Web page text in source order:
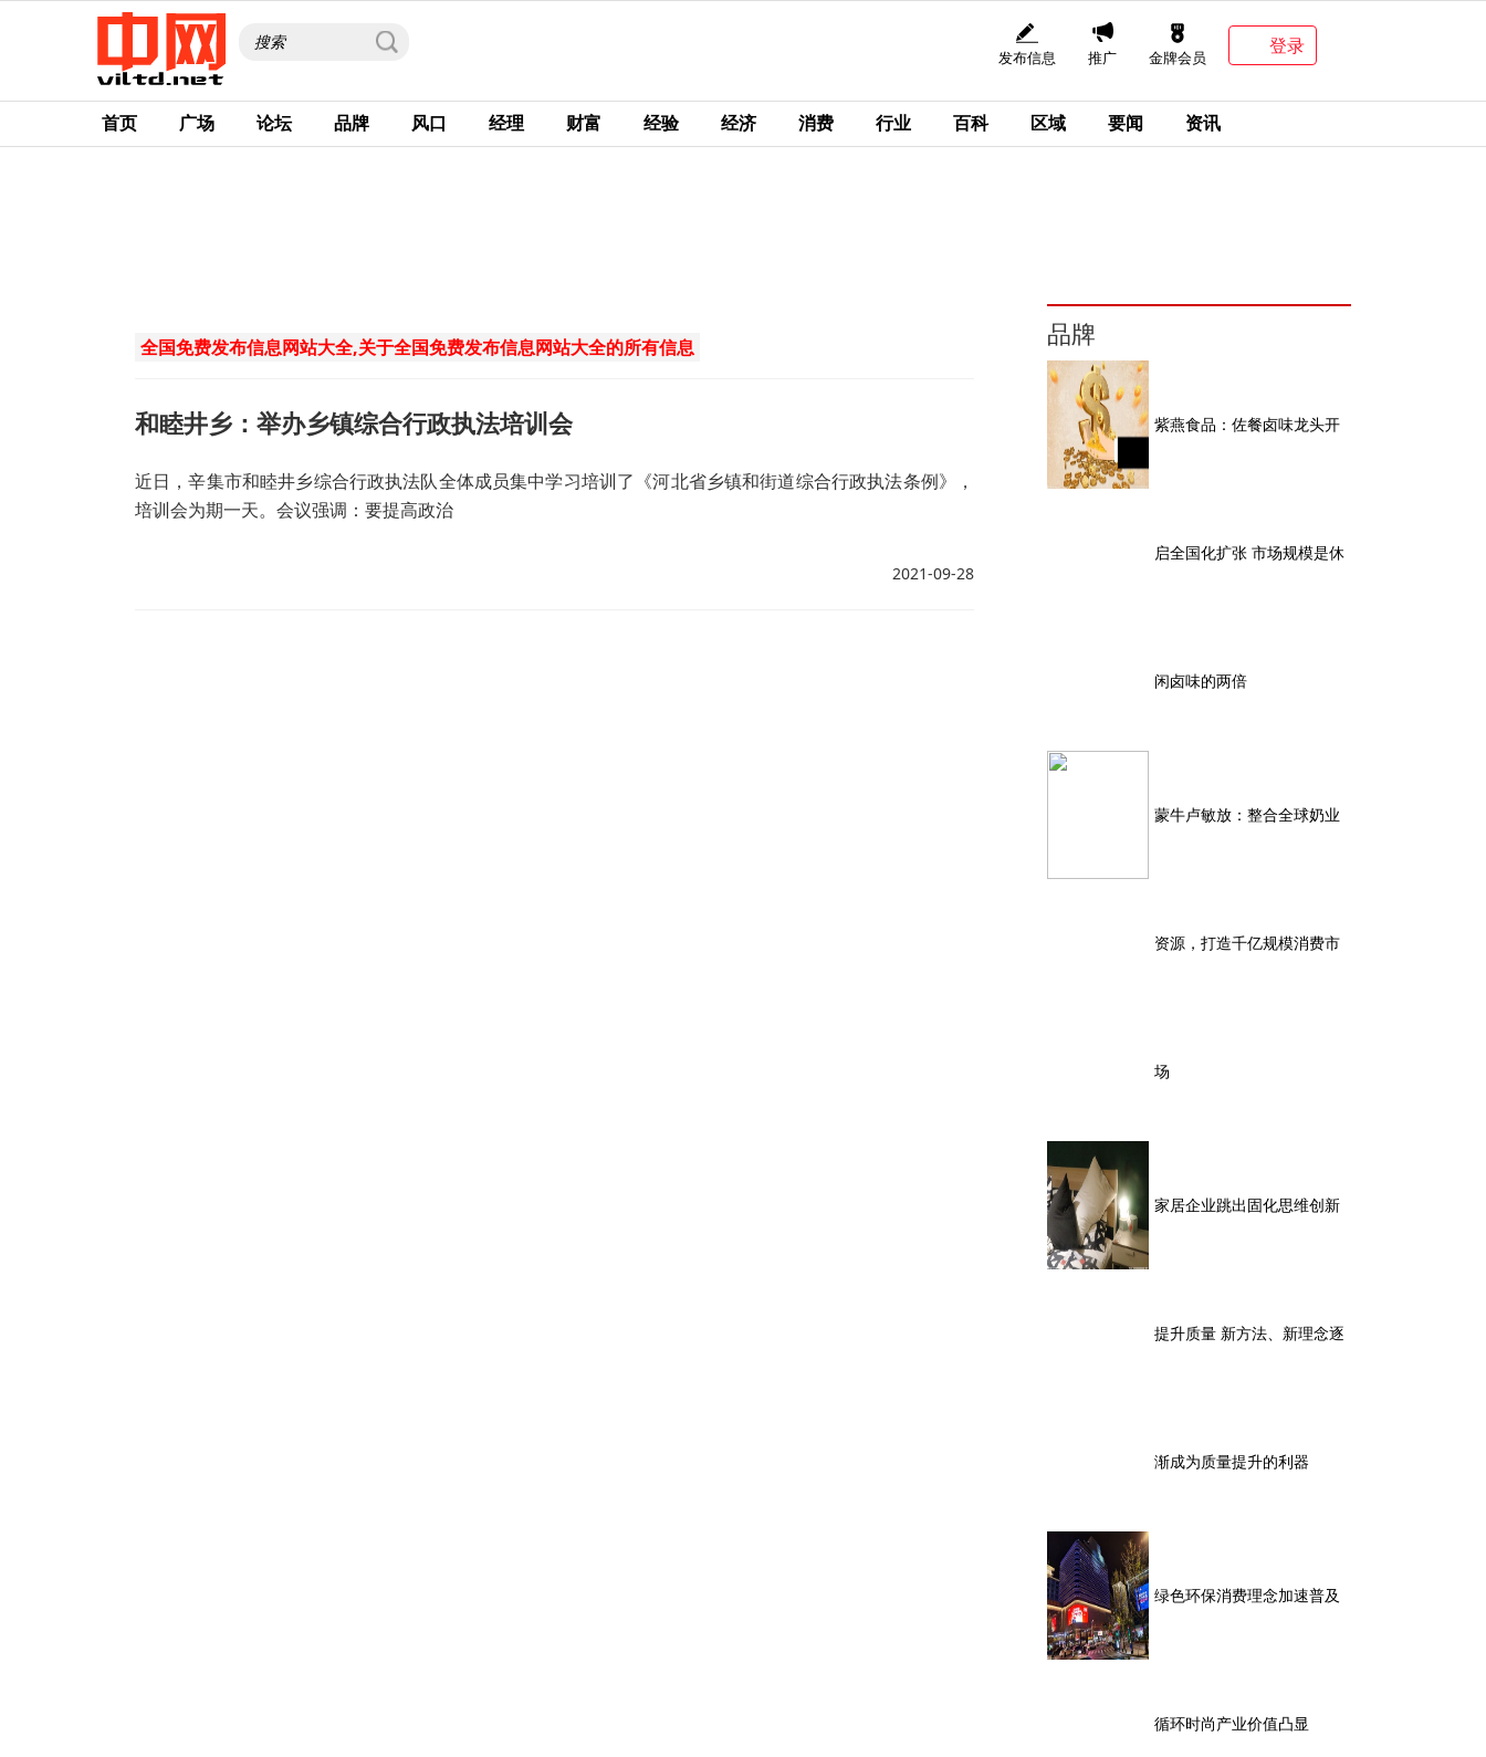
发布信息 推广 金牌会员
登录
首页 广场 论坛 品牌 风口 经理 财富 经验 经济 消费 行业 百科 区域 要闻 资讯
全国免费发布信息网站大全,关于全国免费发布信息网站大全的所有信息
和睦井乡：举办乡镇综合行政执法培训会
近日，辛集市和睦井乡综合行政执法队全体成员集中学习培训了《河北省乡镇和街道综合行政执法条例》，
培训会为期一天。会议强调：要提高政治
2021-09-28
品牌
紫燕食品：佐餐卤味龙头开
启全国化扩张 市场规模是休
闲卤味的两倍
蒙牛卢敏放：整合全球奶业
资源，打造千亿规模消费市
场
家居企业跳出固化思维创新
提升质量 新方法、新理念逐
渐成为质量提升的利器
绿色环保消费理念加速普及
循环时尚产业价值凸显